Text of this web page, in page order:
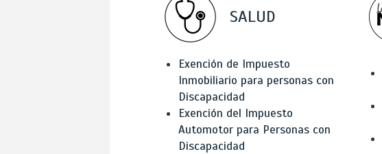
SALUD
Exención de Impuesto
Inmobiliario para personas con
Discapacidad
Exención del Impuesto
Automotor para Personas con
Discapacidad